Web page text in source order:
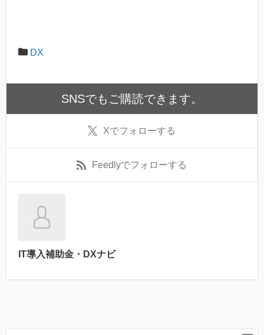
DX
SNSでもご購読できます。
Xでフォローする
Feedlyでフォローする
IT導入補助金・DXナビ